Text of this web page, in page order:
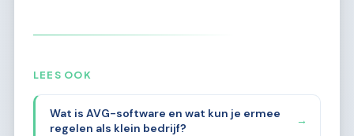
LEES OOK
Wat is AVG-software en wat kun je ermee
regelen als klein bedrijf?
→